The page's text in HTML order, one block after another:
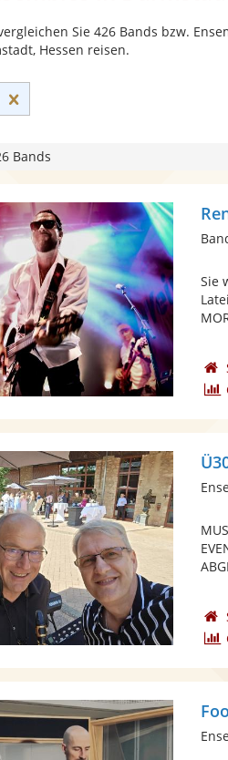
Sie 426 Bands bzw.
Hessen reisen.
Bands
Sie